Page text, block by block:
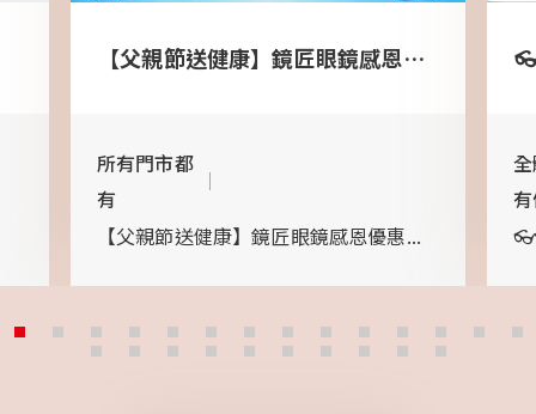
【父親節送健康】鏡匠眼鏡感恩優惠，守護爸爸的晶亮好視力！
所有門市都
有
【父親節送健康】鏡匠眼鏡感恩優惠...